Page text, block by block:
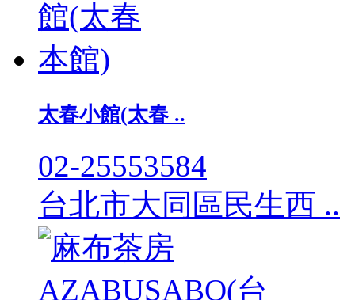
太春小館(太春 ..
02-25553584
台北市大同區民生西 ..